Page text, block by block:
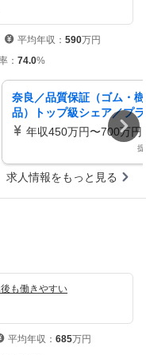
平均年収： 590万円
： 74.0%
奈良／品質保証（ゴム・
品）トップ級シェア／プ
場メーカー年休121日
年収450万円〜700万円
求人情報をもっと見る
も働きやすい
平均年収： 685万円